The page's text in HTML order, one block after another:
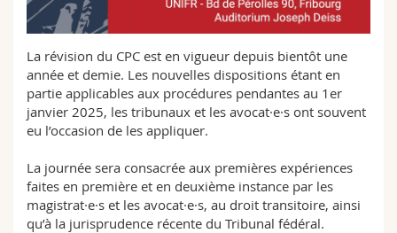
Sciences et médecine
Interfacultaire
Collaborateurs
Doctorants
Webmail
Programme des cours
MyUnifr
La révision du CPC est en vigueur depuis bientôt une
année et demie. Les nouvelles dispositions étant en
partie applicables aux procédures pendantes au 1er
janvier 2025, les tribunaux et les avocat·e·s ont souvent
eu l’occasion de les appliquer.
La journée sera consacrée aux premières expériences
faites en première et en deuxième instance par les
magistrat·e·s et les avocat·e·s, au droit transitoire, ainsi
qu’à la jurisprudence récente du Tribunal fédéral.